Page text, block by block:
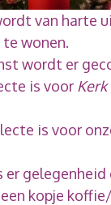
van harte
wonen.
wordt er
is voor Kerk
is voor
er gelegenheid
kopje